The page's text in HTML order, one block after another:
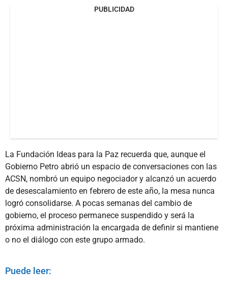
PUBLICIDAD
La Fundación Ideas para la Paz recuerda que, aunque el
Gobierno Petro abrió un espacio de conversaciones con las
ACSN, nombró un equipo negociador y alcanzó un acuerdo
de desescalamiento en febrero de este año, la mesa nunca
logró consolidarse. A pocas semanas del cambio de
gobierno, el proceso permanece suspendido y será la
próxima administración la encargada de definir si mantiene
o no el diálogo con este grupo armado.
Puede leer: